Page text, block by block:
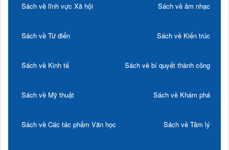
Sách về lĩnh vực Xã hội Sách về âm nhạc
Sách về Từ điển Sách về Kiến trúc
Sách về Kinh tế Sách về bí quyết thành công
Sách về Mỹ thuật Sách về Khám phá
Sách về Các tác phẩm Văn học Sách về Tâm lý